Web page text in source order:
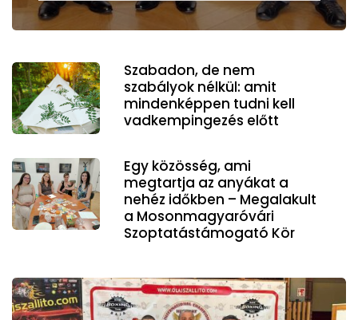
Szabadon, de nem
szabályok nélkül: amit
mindenképpen tudni kell
vadkempingezés előtt
Egy közösség, ami
megtartja az anyákat a
nehéz időkben – Megalakult
a Mosonmagyaróvári
Szoptatástámogató Kör